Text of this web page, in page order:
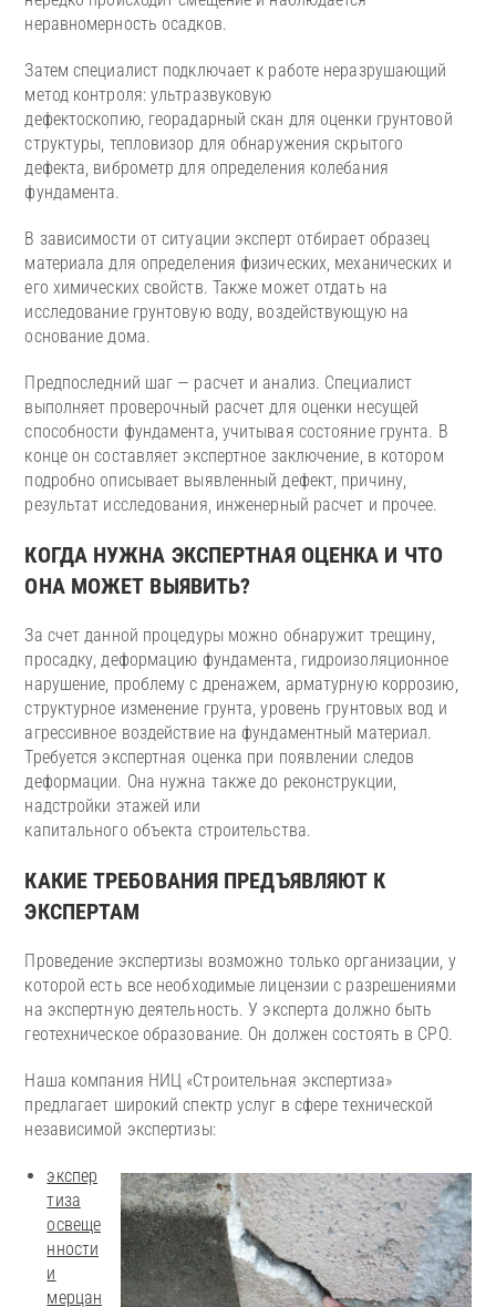
неравномерность осадков.
Затем специалист подключает к работе неразрушающий
метод контроля: ультразвуковую
дефектоскопию, георадарный скан для оценки грунтовой
структуры, тепловизор для обнаружения скрытого
дефекта, виброметр для определения колебания
фундамента.
В зависимости от ситуации эксперт отбирает образец
материала для определения физических, механических и
его химических свойств. Также может отдать на
исследование грунтовую воду, воздействующую на
основание дома.
Предпоследний шаг — расчет и анализ. Специалист
выполняет проверочный расчет для оценки несущей
способности фундамента, учитывая состояние грунта. В
конце он составляет экспертное заключение, в котором
подробно описывает выявленный дефект, причину,
результат исследования, инженерный расчет и прочее.
КОГДА НУЖНА ЭКСПЕРТНАЯ ОЦЕНКА И ЧТО
ОНА МОЖЕТ ВЫЯВИТЬ?
За счет данной процедуры можно обнаружит трещину,
просадку, деформацию фундамента, гидроизоляционное
нарушение, проблему с дренажем, арматурную коррозию,
структурное изменение грунта, уровень грунтовых вод и
агрессивное воздействие на фундаментный материал.
Требуется экспертная оценка при появлении следов
деформации. Она нужна также до реконструкции,
надстройки этажей или
капитального объекта строительства.
КАКИЕ ТРЕБОВАНИЯ ПРЕДЪЯВЛЯЮТ К
ЭКСПЕРТАМ
Проведение экспертизы возможно только организации, у
которой есть все необходимые лицензии с разрешениями
на экспертную деятельность. У эксперта должно быть
геотехническое образование. Он должен состоять в СРО.
Наша компания НИЦ «Строительная экспертиза»
предлагает широкий спектр услуг в сфере технической
независимой экспертизы:
экспер
тиза
освеще
нности
и
мерцан